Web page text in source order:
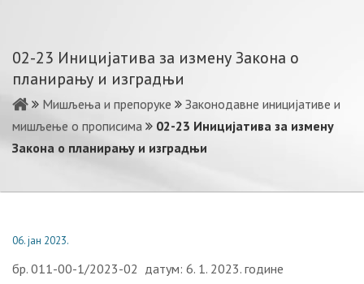
02-23 Иницијатива за измену Закона о
планирању и изградњи
Мишљења и препоруке
Законодавне иницијативе и
мишљење о прописима
02-23 Иницијатива за измену
Закона о планирању и изградњи
06. јан 2023.
бр. 011-00-1/2023-02 датум: 6. 1. 2023. године